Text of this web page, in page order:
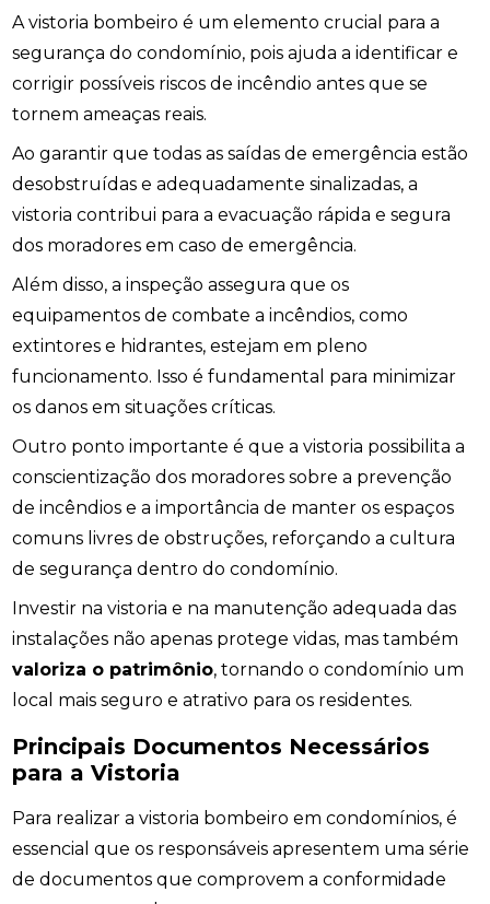
A vistoria bombeiro é um elemento crucial para a
segurança do condomínio, pois ajuda a identificar e
corrigir possíveis riscos de incêndio antes que se
tornem ameaças reais.
Ao garantir que todas as saídas de emergência estão
desobstruídas e adequadamente sinalizadas, a
vistoria contribui para a evacuação rápida e segura
dos moradores em caso de emergência.
Além disso, a inspeção assegura que os
equipamentos de combate a incêndios, como
extintores e hidrantes, estejam em pleno
funcionamento. Isso é fundamental para minimizar
os danos em situações críticas.
Outro ponto importante é que a vistoria possibilita a
conscientização dos moradores sobre a prevenção
de incêndios e a importância de manter os espaços
comuns livres de obstruções, reforçando a cultura
de segurança dentro do condomínio.
Investir na vistoria e na manutenção adequada das
instalações não apenas protege vidas, mas também
valoriza o patrimônio, tornando o condomínio um
local mais seguro e atrativo para os residentes.
Principais Documentos Necessários
para a Vistoria
Para realizar a vistoria bombeiro em condomínios, é
essencial que os responsáveis apresentem uma série
de documentos que comprovem a conformidade